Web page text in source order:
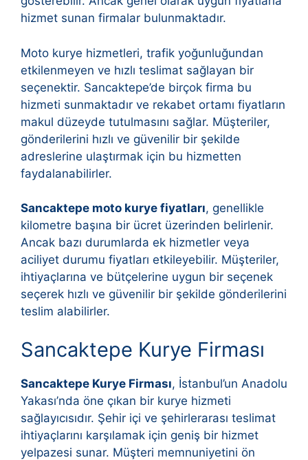
hizmet sunan firmalar bulunmaktadır.
Moto kurye hizmetleri, trafik yoğunluğundan
etkilenmeyen ve hızlı teslimat sağlayan bir
seçenektir. Sancaktepe’de birçok firma bu
hizmeti sunmaktadır ve rekabet ortamı fiyatların
makul düzeyde tutulmasını sağlar. Müşteriler,
gönderilerini hızlı ve güvenilir bir şekilde
adreslerine ulaştırmak için bu hizmetten
faydalanabilirler.
Sancaktepe moto kurye fiyatları, genellikle
kilometre başına bir ücret üzerinden belirlenir.
Ancak bazı durumlarda ek hizmetler veya
aciliyet durumu fiyatları etkileyebilir. Müşteriler,
ihtiyaçlarına ve bütçelerine uygun bir seçenek
seçerek hızlı ve güvenilir bir şekilde gönderilerini
teslim alabilirler.
Sancaktepe Kurye Firması
Sancaktepe Kurye Firması, İstanbul’un Anadolu
Yakası’nda öne çıkan bir kurye hizmeti
sağlayıcısıdır. Şehir içi ve şehirlerarası teslimat
ihtiyaçlarını karşılamak için geniş bir hizmet
yelpazesi sunar. Müşteri memnuniyetini ön